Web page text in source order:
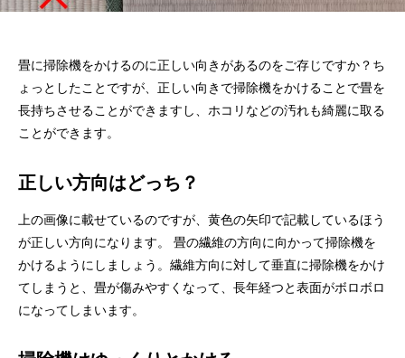
GUIDE
畳に掃除機をかけるのに正しい向きがあるのをご存じですか？ち
ょっとしたことですが、正しい向きで掃除機をかけることで畳を
長持ちさせることができますし、ホコリなどの汚れも綺麗に取る
ことができます。
正しい方向はどっち？
上の画像に載せているのですが、黄色の矢印で記載しているほう
が正しい方向になります。 畳の繊維の方向に向かって掃除機を
かけるようにしましょう。繊維方向に対して垂直に掃除機をかけ
てしまうと、畳が傷みやすくなって、長年経つと表面がボロボロ
になってしまいます。